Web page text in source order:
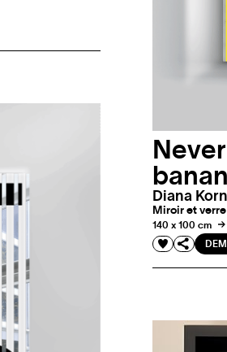
Diana Korn
Miroir et
140 x 100 cm